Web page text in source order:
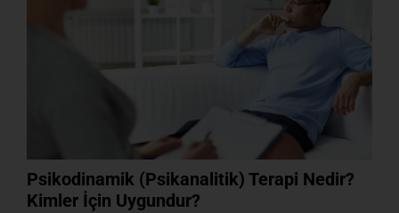
Psikodinamik (Psikanalitik) Terapi Nedir?
Kimler İçin Uygundur?